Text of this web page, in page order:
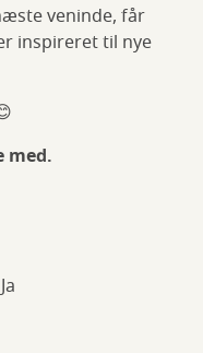
veninde, får
inspireret til nye
med.